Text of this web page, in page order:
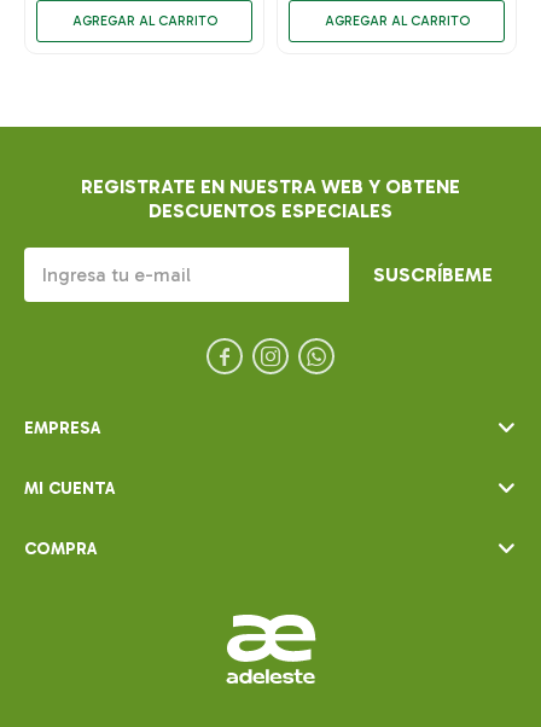
EMPRESA
MI CUENTA
COMPRA
REGISTRATE EN NUESTRA WEB Y OBTENE
DESCUENTOS ESPECIALES
SUSCRÍBEME
  